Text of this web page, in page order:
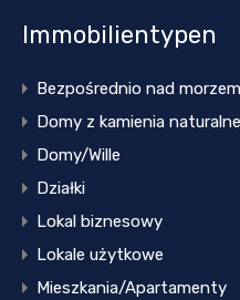
Immobilientypen
Bezpośrednio nad
Domy z kamienia
Domy/Wille
Działki
Lokal biznesowy
Lokale użytkowe
Mieszkania/Apartamenty